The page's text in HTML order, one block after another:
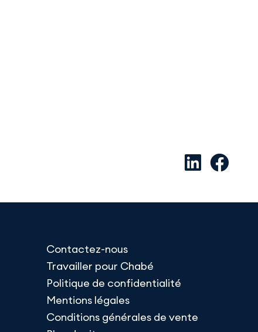
Contactez-nous
Travailler pour Chabé
Politique de confidentialité
Mentions légales
Conditions générales de vente